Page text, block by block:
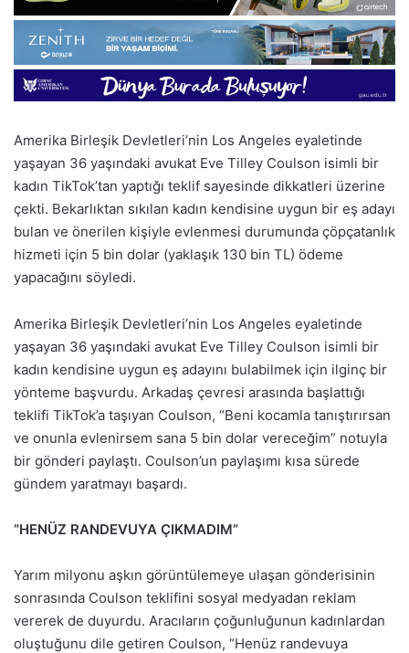
Amerika Birleşik Devletleri’nin Los Angeles eyaletinde
yaşayan 36 yaşındaki avukat Eve Tilley Coulson isimli bir
kadın TikTok’tan yaptığı teklif sayesinde dikkatleri üzerine
çekti. Bekarlıktan sıkılan kadın kendisine uygun bir eş adayı
bulan ve önerilen kişiyle evlenmesi durumunda çöpçatanlık
hizmeti için 5 bin dolar (yaklaşık 130 bin TL) ödeme
yapacağını söyledi.
Amerika Birleşik Devletleri’nin Los Angeles eyaletinde
yaşayan 36 yaşındaki avukat Eve Tilley Coulson isimli bir
kadın kendisine uygun eş adayını bulabilmek için ilginç bir
yönteme başvurdu. Arkadaş çevresi arasında başlattığı
teklifi TikTok’a taşıyan Coulson, “Beni kocamla tanıştırırsan
ve onunla evlenirsem sana 5 bin dolar vereceğim” notuyla
bir gönderi paylaştı. Coulson’un paylaşımı kısa sürede
gündem yaratmayı başardı.
“HENÜZ RANDEVUYA ÇIKMADIM”
Yarım milyonu aşkın görüntülemeye ulaşan gönderisinin
sonrasında Coulson teklifini sosyal medyadan reklam
vererek de duyurdu. Aracıların çoğunluğunun kadınlardan
oluştuğunu dile getiren Coulson, “Henüz randevuya